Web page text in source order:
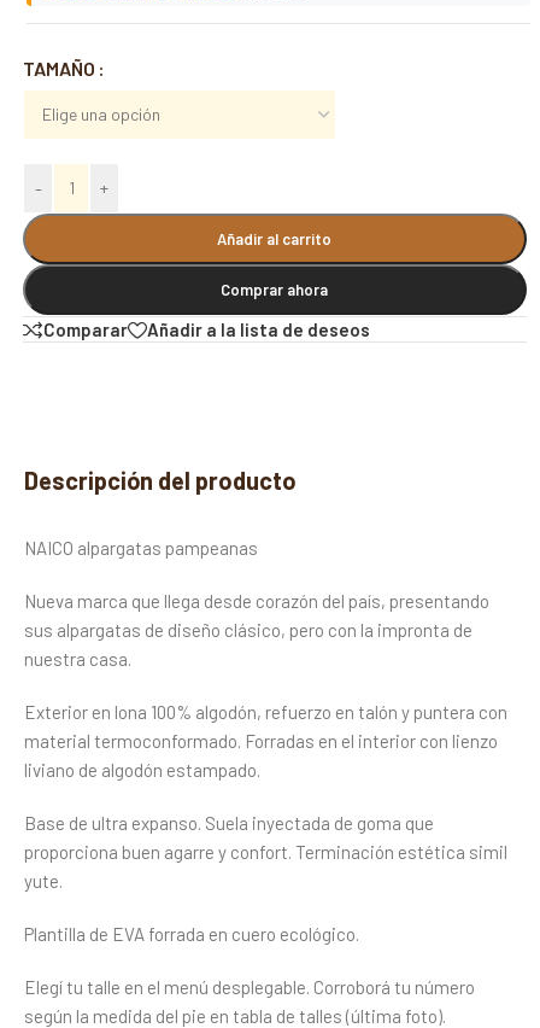
TAMAÑO
- +
Añadir al carrito
Comprar ahora
Alternative:
Comparar Añadir a la lista de deseos
Descripción del producto
NAICO alpargatas pampeanas
Nueva marca que llega desde corazón del país, presentando
sus alpargatas de diseño clásico, pero con la impronta de
nuestra casa.
Exterior en lona 100% algodón, refuerzo en talón y puntera con
material termoconformado. Forradas en el interior con lienzo
liviano de algodón estampado.
Base de ultra expanso. Suela inyectada de goma que
proporciona buen agarre y confort. Terminación estética simil
yute.
Plantilla de EVA forrada en cuero ecológico.
Elegí tu talle en el menú desplegable. Corroborá tu número
según la medida del pie en tabla de talles (última foto).